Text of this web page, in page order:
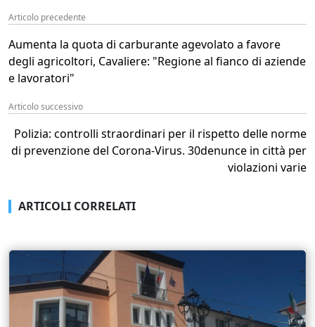
Articolo precedente
Aumenta la quota di carburante agevolato a favore
degli agricoltori, Cavaliere: "Regione al fianco di aziende
e lavoratori"
Articolo successivo
Polizia: controlli straordinari per il rispetto delle norme
di prevenzione del Corona-Virus. 30denunce in città per
violazioni varie
ARTICOLI CORRELATI